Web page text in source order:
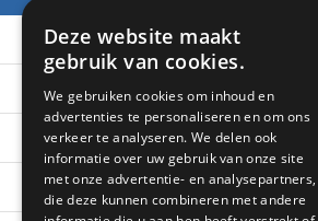
Klantenservice
Mijn account
Categorieën
Contact
Deze website maakt
gebruik van cookies.
We gebruiken cookies om inhoud en
advertenties te personaliseren en om ons
verkeer te analyseren. We delen ook
informatie over uw gebruik van onze site
met onze advertentie- en analysepartners,
die deze kunnen combineren met andere